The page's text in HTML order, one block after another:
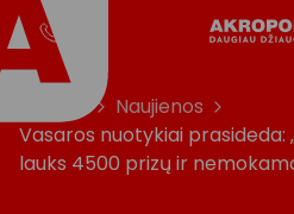
Naujienos
Vasaros nuotykiai prasideda:
lauks 4500 prizų ir